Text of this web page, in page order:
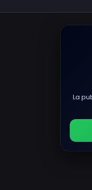
La